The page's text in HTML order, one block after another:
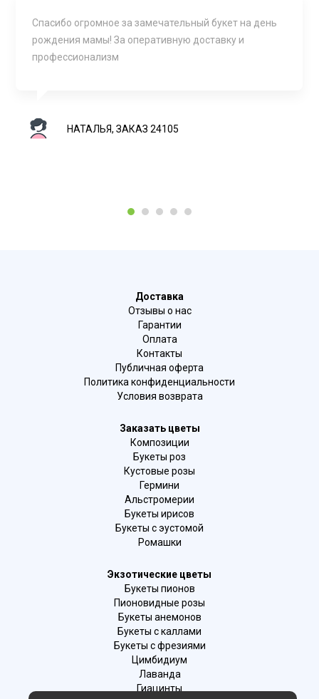
Спасибо огромное за замечательный букет на день
рождения мамы! За оперативную доставку и
профессионализм
НАТАЛЬЯ, ЗАКАЗ 24105
1 2 3 4 5
Доставка
Отзывы о нас
Гарантии
Оплата
Контакты
Публичная оферта
Политика конфиденциальности
Условия возврата
Заказать цветы
Композиции
Букеты роз
Кустовые розы
Гермини
Альстромерии
Букеты ирисов
Букеты с эустомой
Ромашки
Экзотические цветы
Букеты пионов
Пионовидные розы
Букеты анемонов
Букеты с каллами
Букеты с фрезиями
Цимбидиум
Лаванда
Гиацинты